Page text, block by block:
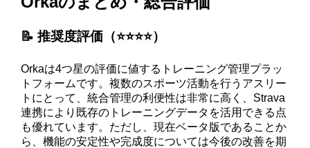
📝 推奨度評価（⭐️⭐️⭐️⭐️）
Orkaは4つ星の評価に値するトレーニング管理プラッ
トフォームです。複数のスポーツ活動を行うアスリー
トにとって、統合管理の利便性は非常に高く、Strava
連携により既存のトレーニングデータを活用できる点
も優れています。ただし、現在ベータ版であることか
ら、機能の安定性や完成度については今後の改善を期